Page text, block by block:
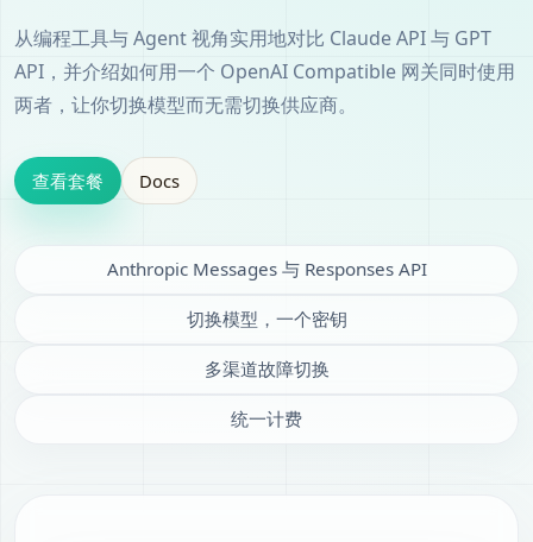
从编程工具与 Agent 视角实用地对比 Claude API 与 GPT
API，并介绍如何用一个 OpenAI Compatible 网关同时使用
两者，让你切换模型而无需切换供应商。
查看套餐 Docs
Anthropic Messages 与 Responses API
切换模型，一个密钥
多渠道故障切换
统一计费